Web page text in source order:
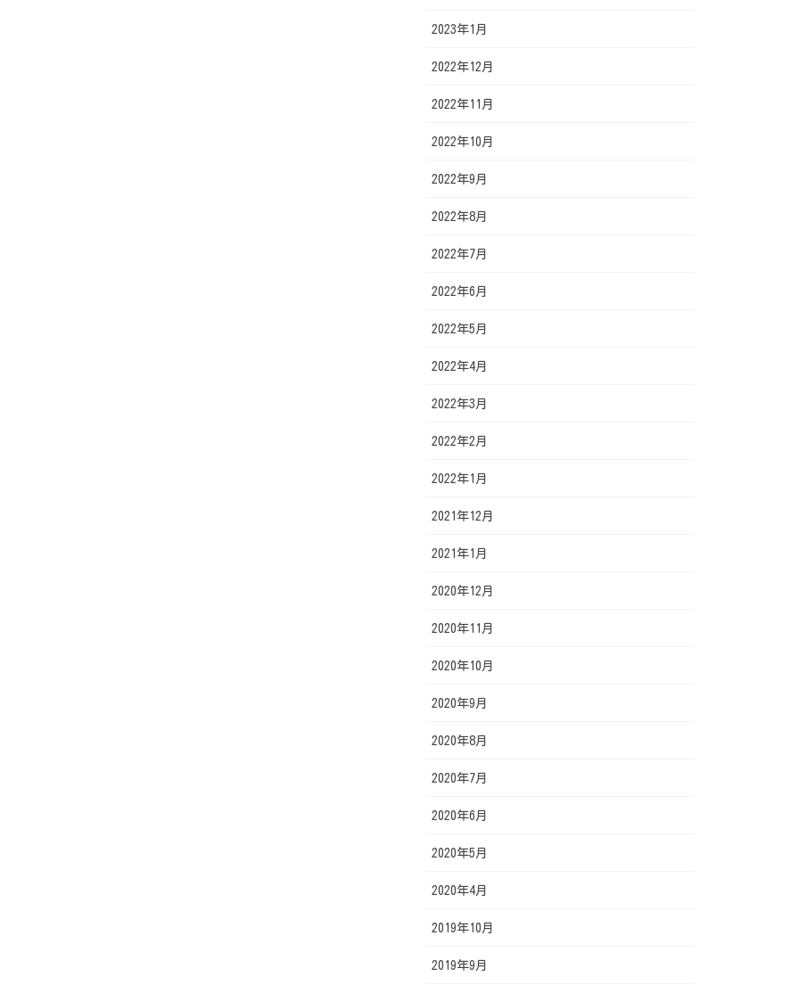
2023年1月
2022年12月
2022年11月
2022年10月
2022年9月
2022年8月
2022年7月
2022年6月
2022年5月
2022年4月
2022年3月
2022年2月
2022年1月
2021年12月
2021年1月
2020年12月
2020年11月
2020年10月
2020年9月
2020年8月
2020年7月
2020年6月
2020年5月
2020年4月
2019年10月
2019年9月